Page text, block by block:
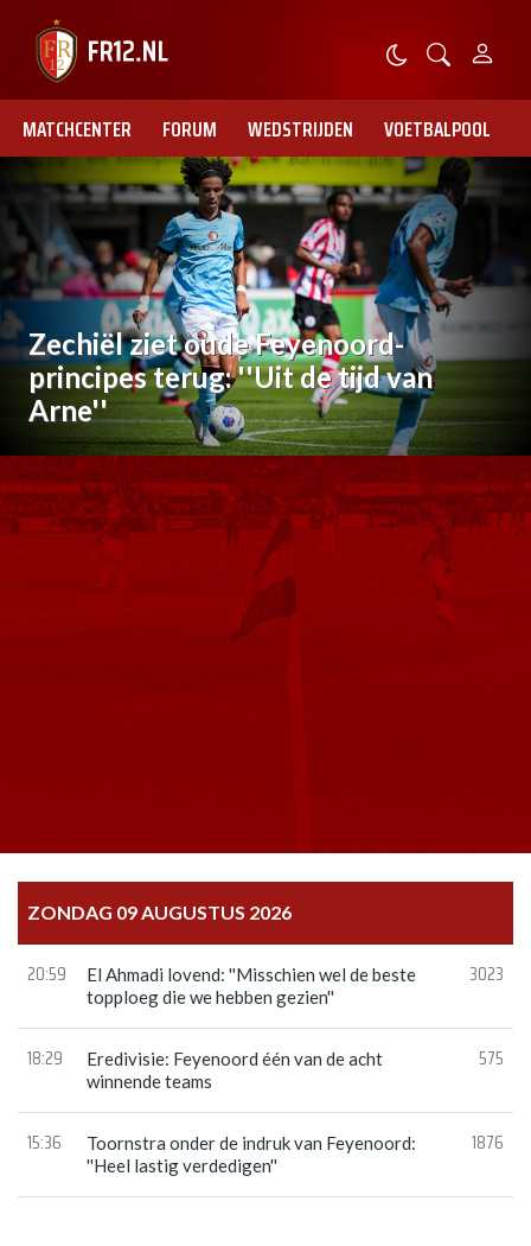
MATCHCENTER FORUM WEDSTRIJDEN VOETBALPOOL
Zechiël ziet oude Feyenoord-
principes terug: ''Uit de tijd van
Arne''
ZONDAG 09 AUGUSTUS 2026
20:59
El Ahmadi lovend: ''Misschien wel de beste
topploeg die we hebben gezien''
3023
18:29
Eredivisie: Feyenoord één van de acht
winnende teams
575
15:36
Toornstra onder de indruk van Feyenoord:
''Heel lastig verdedigen''
1876